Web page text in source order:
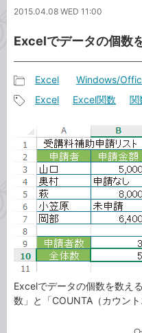
ネ
ト
2015.04.08 WED 11:00
Excelでデータの個数
事
テ
ゴ
リ
Excel Windows/
タ
グ
Excel Excel関数 関
Excelでデータの個数を数え
数」と「COUNTA（カウン